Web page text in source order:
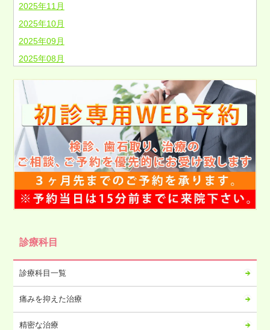
2025年11月
2025年10月
2025年09月
2025年08月
2025年06月
2025年05月
2025年04月
2025年03月
2025年02月
2025年01月
2024年12月
2024年08月
2024年07月
2024年06月
2024年05月
診療科目
診療科目一覧
痛みを抑えた治療
精密な治療